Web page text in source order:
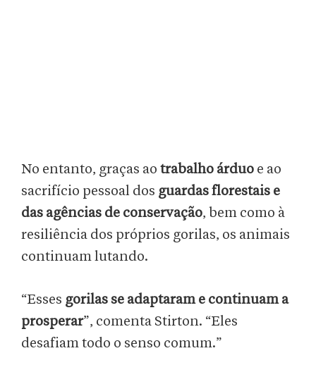
No entanto, graças ao trabalho árduo e ao
sacrifício pessoal dos guardas florestais e
das agências de conservação, bem como à
resiliência dos próprios gorilas, os animais
continuam lutando.
“Esses gorilas se adaptaram e continuam a
prosperar”, comenta Stirton. “Eles
desafiam todo o senso comum.”